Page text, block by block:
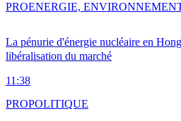
La pénurie d'énergie nucléaire en
libéralisation du marché
11:38
PROENERGIE,
PROPOLITIQUE